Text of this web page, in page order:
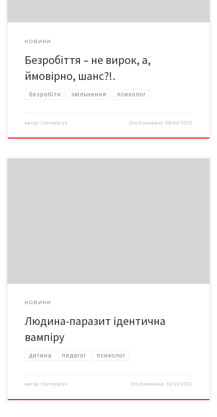
НОВИНИ
Безробіття – не вирок, а,
ймовірно, шанс?!.
безробітн звільнення психолог
автор cheredaryk Опубліковано06/04/2012
НОВИНИ
Людина-паразит ідентична
вампіру
дитина педагог психолог
автор cheredaryk Опубліковано 11/11/2011